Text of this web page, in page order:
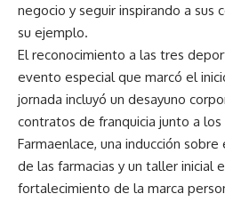
negocio y seguir inspirando a sus
su ejemplo.
El reconocimiento a las tres
evento especial que marcó el
jornada incluyó un desayuno
contratos de franquicia junto a
Farmaenlace, una inducción
de las farmacias y un taller inicial
fortalecimiento de la marca